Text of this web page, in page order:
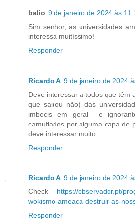
balio 9 de janeiro de 2024 às
Sim senhor, as universidades
interessa muitíssimo!
Responder
Ricardo A 9 de janeiro de 2024
Deve interessar a todos que têm
que sai(ou não) das
imbecis em geral e
camuflados por alguma capa de
deve interessar muito.
Responder
Ricardo A 9 de janeiro de 2024
Check https://observador.pt/
wokismo-ameaca-destruir-as-
Responder